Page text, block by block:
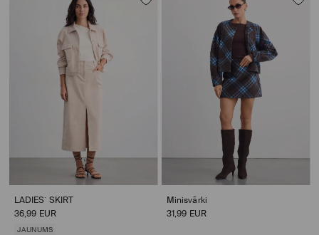
LADIES` SKIRT
36,99 EUR
JAUNUMS
Minisvārki
31,99 EUR